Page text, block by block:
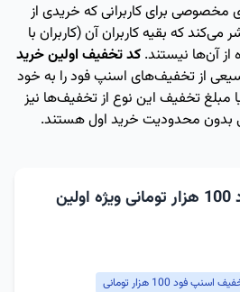
برای کاربرانی که خریدی از
که بقیه کاربران آن (کاربران با
از آن‌ها نیستند. کد تخفیف اولین خرید
از تخفیف‌های اسنپ فود را به خود
تخفیف این نوع از تخفیف‌ها نیز
بدون محدودیت خرید اول هستند.
کد تخفیف اسنپ فود 100 هزار تومانی ویژه اولین
اسنپ فود 100 هزار تومانی